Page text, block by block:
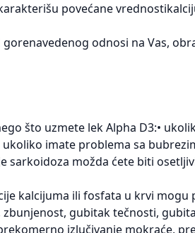
povećane
odnosi na Vas,
što uzmete lek Alpha D3:•
ukoliko imate problema sa
sarkoidoza možda ćete biti
kalcijuma ili fosfata u krvi mogu
gubitak tečnosti,
izlučivanje mokraće,